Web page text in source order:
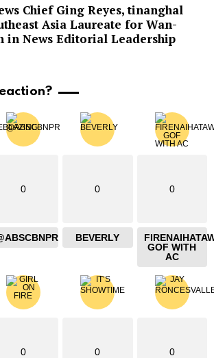
Chief Ging Reyes, tinanghal
Asia Laureate for Wan-
in News Editorial Leadership
0 0
BEVERLY
0
GOF WITH
AC
0 0 0